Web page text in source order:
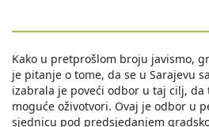
Kako u pretprošlom broju javismo,
je pitanje o tome, da se u Sarajevu
izabrala je poveći odbor u taj cilj,
moguće oživotvori. Ovaj je odbor u
sjednicu pod predsjedanjem